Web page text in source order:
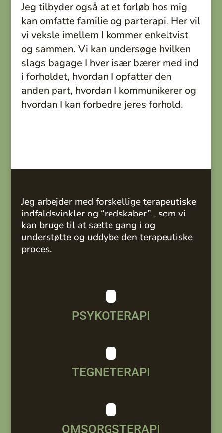
Jeg tilbyder også at et forløb hos mig
kan omfatte familie og parterapi. Her vil
vi veksle imellem I kommer enkeltvist
og sammen. Vi kan undersøge hvilken
slags bagage I hver især bærer med ind
i forholdet, hvordan I opfatter den
anden part, hvordan I kommunikerer og
hvordan I kan forbedre jeres forhold.
Jeg arbejder med forskellige terapeutiske
indfaldsvinkler og “redskaber” , som vi
kan bruge til at sætte gang i og
understøtte og uddybe den terapeutiske
proces.
PSYKOTERAPI
TEGNETERAPI
OMSORGSTERAPI